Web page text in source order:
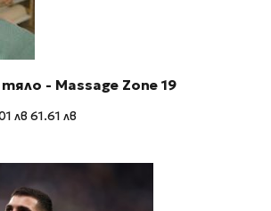
- Massage Zone 19
лв 61.61 лв